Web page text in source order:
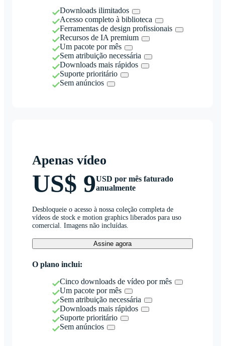
Downloads ilimitados
Acesso completo à biblioteca
Ferramentas de design profissionais
Recursos de IA premium
Um pacote por mês
Sem atribuição necessária
Downloads mais rápidos
Suporte prioritário
Sem anúncios
Apenas vídeo
US$ 9USD por mês faturado
anualmente
Desbloqueie o acesso à nossa coleção completa de
vídeos de stock e motion graphics liberados para uso
comercial. Imagens não incluídas.
Assine agora
O plano inclui:
Cinco downloads de vídeo por mês
Um pacote por mês
Sem atribuição necessária
Downloads mais rápidos
Suporte prioritário
Sem anúncios